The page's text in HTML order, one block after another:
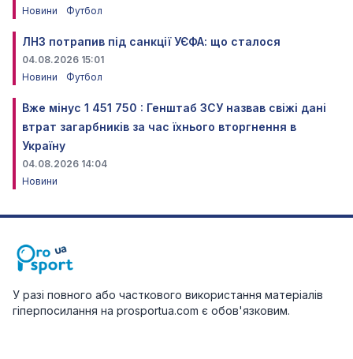
Новини
Футбол
ЛНЗ потрапив під санкції УЄФА: що сталося
04.08.2026 15:01
Новини
Футбол
Вже мінус 1 451 750 : Генштаб ЗСУ назвав свіжі дані
втрат загарбників за час їхнього вторгнення в
Україну
04.08.2026 14:04
Новини
У разі повного або часткового використання матеріалів
гіперпосилання на prosportua.com є обов'язковим.